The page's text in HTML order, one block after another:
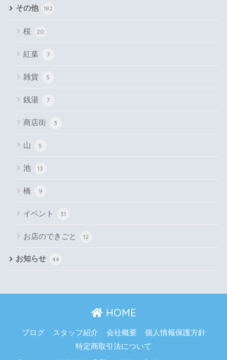
その他 182
桜 20
紅葉 7
雑貨 5
銭湯 7
商店街 3
山 5
池 13
橋 9
イベント 31
お店のできごと 12
お知らせ 44
HOME
ブログ スタッフ紹介 会社概要
個人情報保護方針
特定商取引法について